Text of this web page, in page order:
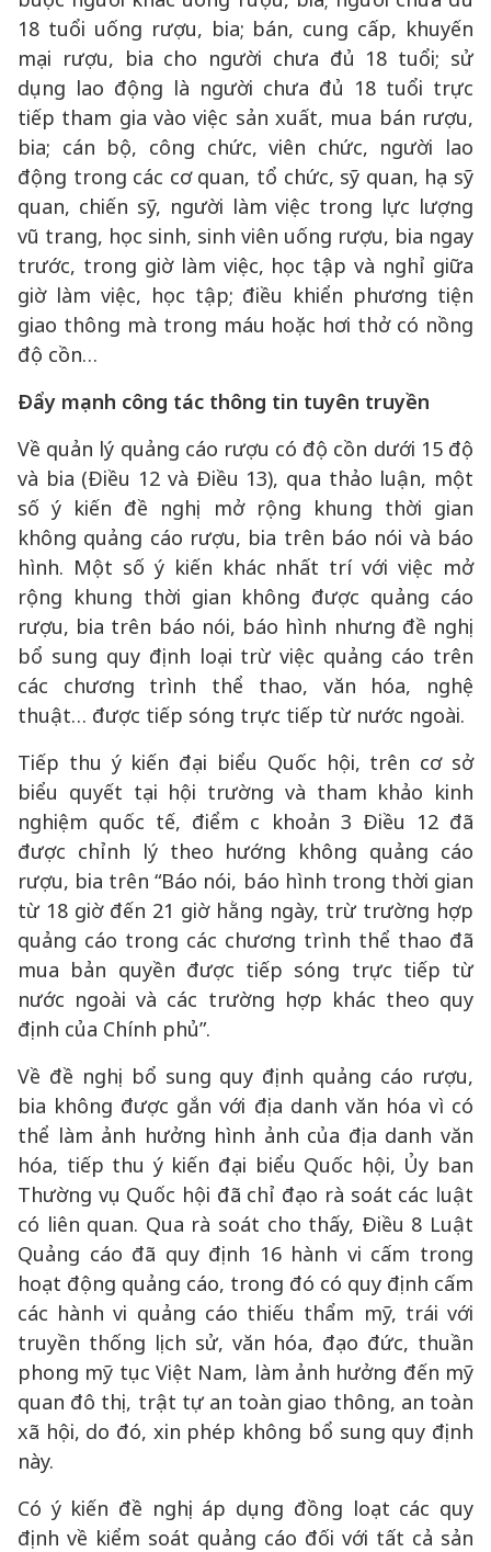
18 tuổi uống rượu, bia; bán, cung cấp, khuyến
mại rượu, bia cho người chưa đủ 18 tuổi; sử
dụng lao động là người chưa đủ 18 tuổi trực
tiếp tham gia vào việc sản xuất, mua bán rượu,
bia; cán bộ, công chức, viên chức, người lao
động trong các cơ quan, tổ chức, sỹ quan, hạ sỹ
quan, chiến sỹ, người làm việc trong lực lượng
vũ trang, học sinh, sinh viên uống rượu, bia ngay
trước, trong giờ làm việc, học tập và nghỉ giữa
giờ làm việc, học tập; điều khiển phương tiện
giao thông mà trong máu hoặc hơi thở có nồng
độ cồn…
Đẩy mạnh công tác thông tin tuyên truyền
Về quản lý quảng cáo rượu có độ cồn dưới 15 độ
và bia (Điều 12 và Điều 13), qua thảo luận, một
số ý kiến đề nghị mở rộng khung thời gian
không quảng cáo rượu, bia trên báo nói và báo
hình. Một số ý kiến khác nhất trí với việc mở
rộng khung thời gian không được quảng cáo
rượu, bia trên báo nói, báo hình nhưng đề nghị
bổ sung quy định loại trừ việc quảng cáo trên
các chương trình thể thao, văn hóa, nghệ
thuật… được tiếp sóng trực tiếp từ nước ngoài.
Tiếp thu ý kiến đại biểu Quốc hội, trên cơ sở
biểu quyết tại hội trường và tham khảo kinh
nghiệm quốc tế, điểm c khoản 3 Điều 12 đã
được chỉnh lý theo hướng không quảng cáo
rượu, bia trên “Báo nói, báo hình trong thời gian
từ 18 giờ đến 21 giờ hằng ngày, trừ trường hợp
quảng cáo trong các chương trình thể thao đã
mua bản quyền được tiếp sóng trực tiếp từ
nước ngoài và các trường hợp khác theo quy
định của Chính phủ”.
Về đề nghị bổ sung quy định quảng cáo rượu,
bia không được gắn với địa danh văn hóa vì có
thể làm ảnh hưởng hình ảnh của địa danh văn
hóa, tiếp thu ý kiến đại biểu Quốc hội, Ủy ban
Thường vụ Quốc hội đã chỉ đạo rà soát các luật
có liên quan. Qua rà soát cho thấy, Điều 8 Luật
Quảng cáo đã quy định 16 hành vi cấm trong
hoạt động quảng cáo, trong đó có quy định cấm
các hành vi quảng cáo thiếu thẩm mỹ, trái với
truyền thống lịch sử, văn hóa, đạo đức, thuần
phong mỹ tục Việt Nam, làm ảnh hưởng đến mỹ
quan đô thị, trật tự an toàn giao thông, an toàn
xã hội, do đó, xin phép không bổ sung quy định
này.
Có ý kiến đề nghị áp dụng đồng loạt các quy
định về kiểm soát quảng cáo đối với tất cả sản